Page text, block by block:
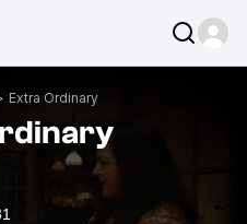
Extra Ordinary